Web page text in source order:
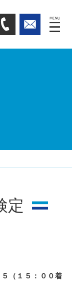
定
（１５：００着